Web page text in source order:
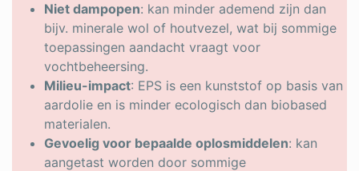
Niet dampopen: kan minder ademend zijn dan
bijv. minerale wol of houtvezel, wat bij sommige
toepassingen aandacht vraagt voor
vochtbeheersing.
Milieu-impact: EPS is een kunststof op basis van
aardolie en is minder ecologisch dan biobased
materialen.
Gevoelig voor bepaalde oplosmiddelen: kan
aangetast worden door sommige